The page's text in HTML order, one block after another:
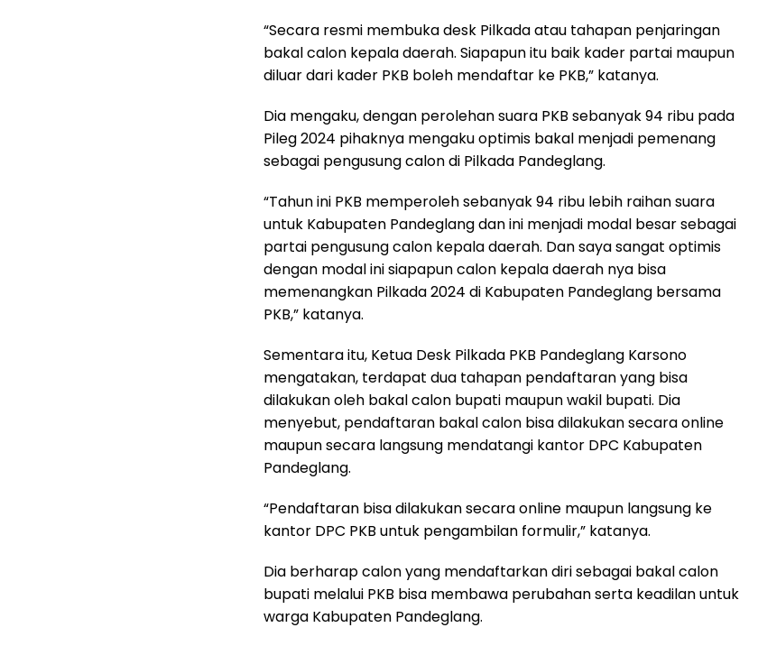
“Secara resmi membuka desk Pilkada atau tahapan penjaringan
bakal calon kepala daerah. Siapapun itu baik kader partai maupun
diluar dari kader PKB boleh mendaftar ke PKB,” katanya.
Dia mengaku, dengan perolehan suara PKB sebanyak 94 ribu pada
Pileg 2024 pihaknya mengaku optimis bakal menjadi pemenang
sebagai pengusung calon di Pilkada Pandeglang.
“Tahun ini PKB memperoleh sebanyak 94 ribu lebih raihan suara
untuk Kabupaten Pandeglang dan ini menjadi modal besar sebagai
partai pengusung calon kepala daerah. Dan saya sangat optimis
dengan modal ini siapapun calon kepala daerah nya bisa
memenangkan Pilkada 2024 di Kabupaten Pandeglang bersama
PKB,” katanya.
Sementara itu, Ketua Desk Pilkada PKB Pandeglang Karsono
mengatakan, terdapat dua tahapan pendaftaran yang bisa
dilakukan oleh bakal calon bupati maupun wakil bupati. Dia
menyebut, pendaftaran bakal calon bisa dilakukan secara online
maupun secara langsung mendatangi kantor DPC Kabupaten
Pandeglang.
“Pendaftaran bisa dilakukan secara online maupun langsung ke
kantor DPC PKB untuk pengambilan formulir,” katanya.
Dia berharap calon yang mendaftarkan diri sebagai bakal calon
bupati melalui PKB bisa membawa perubahan serta keadilan untuk
warga Kabupaten Pandeglang.